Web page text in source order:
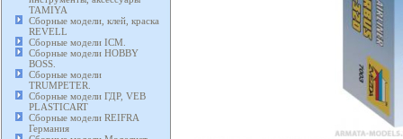
TAMIYA
Сборные модели, клей, краска
REVELL
Сборные модели ICM.
Сборные модели HOBBY
BOSS.
Сборные модели
TRUMPETER.
Сборные модели ГДР, VEB
PLASTICART
Сборные модели REIFRA
Германия